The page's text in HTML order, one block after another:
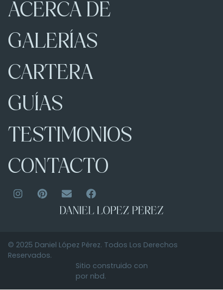
ACERCA DE
GALERÍAS
CARTERA
GUÍAS
TESTIMONIOS
CONTACTO
© 2025 Daniel López Pérez. Todos Los Derechos
Reservados.
Sitio construido con
por nbd.